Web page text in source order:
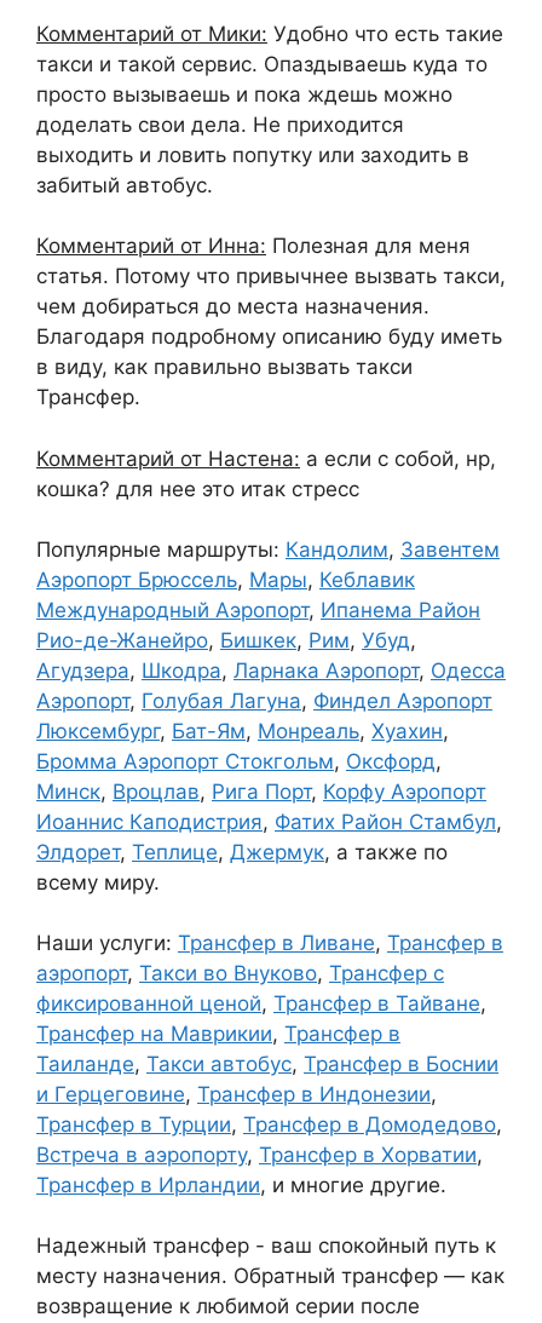
Комментарий от Мики: Удобно что есть такие
такси и такой сервис. Опаздываешь куда то
просто вызываешь и пока ждешь можно
доделать свои дела. Не приходится
выходить и ловить попутку или заходить в
забитый автобус.
Комментарий от Инна: Полезная для меня
статья. Потому что привычнее вызвать такси,
чем добираться до места назначения.
Благодаря подробному описанию буду иметь
в виду, как правильно вызвать такси
Трансфер.
Комментарий от Настена: а если с собой, нр,
кошка? для нее это итак стресс
Популярные маршруты: Кандолим, Завентем
Аэропорт Брюссель, Мары, Кеблавик
Международный Аэропорт, Ипанема Район
Рио-де-Жанейро, Бишкек, Рим, Убуд,
Агудзера, Шкодра, Ларнака Аэропорт, Одесса
Аэропорт, Голубая Лагуна, Финдел Аэропорт
Люксембург, Бат-Ям, Монреаль, Хуахин,
Бромма Аэропорт Стокгольм, Оксфорд,
Минск, Вроцлав, Рига Порт, Корфу Аэропорт
Иоаннис Каподистрия, Фатих Район Стамбул,
Элдорет, Теплице, Джермук, а также по
всему миру.
Наши услуги: Трансфер в Ливане, Трансфер в
аэропорт, Такси во Внуково, Трансфер с
фиксированной ценой, Трансфер в Тайване,
Трансфер на Маврикии, Трансфер в
Таиланде, Такси автобус, Трансфер в Боснии
и Герцеговине, Трансфер в Индонезии,
Трансфер в Турции, Трансфер в Домодедово,
Встреча в аэропорту, Трансфер в Хорватии,
Трансфер в Ирландии, и многие другие.
Надежный трансфер - ваш спокойный путь к
месту назначения. Обратный трансфер — как
возвращение к любимой серии после